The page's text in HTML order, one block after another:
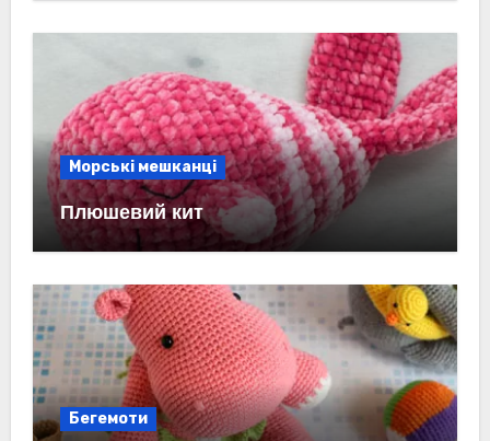
Морські мешканці
Плюшевий кит
Бегемоти